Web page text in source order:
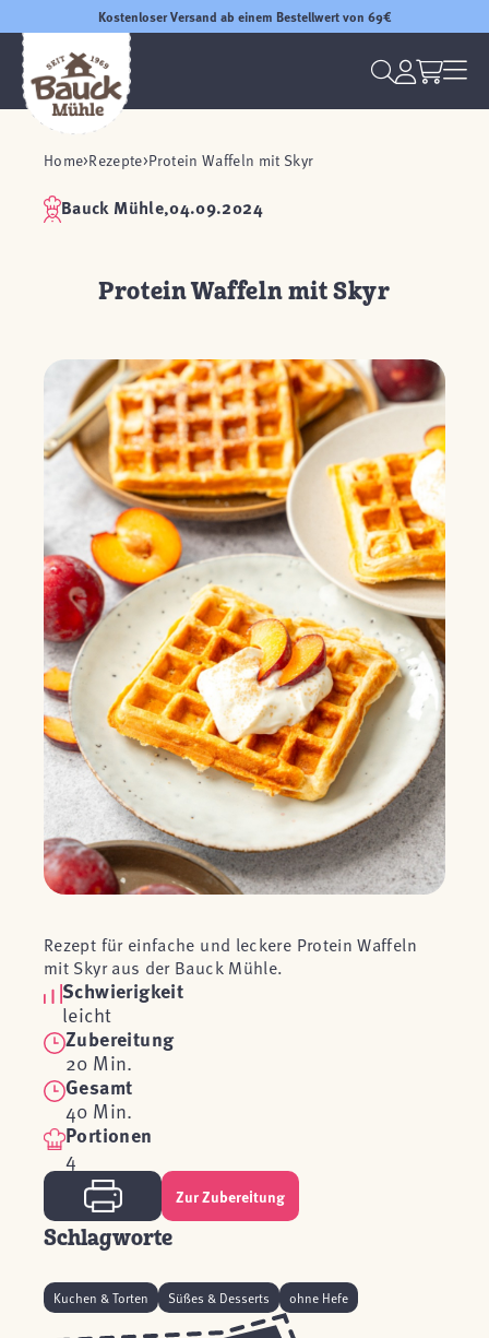
Kostenloser Versand ab einem Bestellwert von 69€
Home Rezepte Protein Waffeln mit Skyr
Bauck Mühle,04.09.2024
Protein Waffeln mit Skyr
Rezept für einfache und leckere Protein Waffeln
mit Skyr aus der Bauck Mühle.
Schwierigkeit
leicht
Zubereitung
20 Min.
Gesamt
40 Min.
Portionen
4
Zur Zubereitung
Schlagworte
Kuchen & Torten Süßes & Desserts ohne Hefe